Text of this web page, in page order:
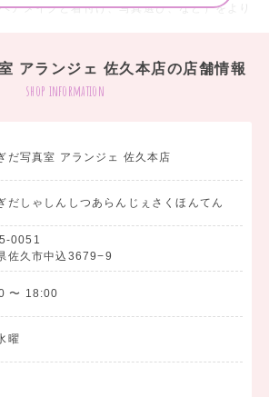
アメイクと着付け、写真選び、など）をより
アランジェ 佐久本店の店舗情報
shop information
だ写真室 アランジェ 佐久本店
だしゃしんしつあらんじぇさくほんてん
0051
佐久市中込3679−9
〜 18:00
曜